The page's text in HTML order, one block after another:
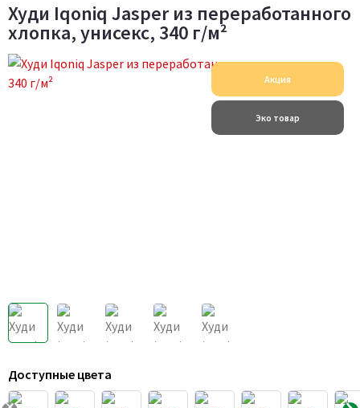
Худи Iqoniq Jasper из переработанного
хлопка, унисекс, 340 г/м²
Акция
Эко товар
Доступные цвета